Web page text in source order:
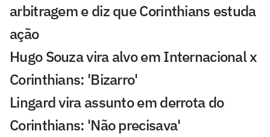
arbitragem e diz que Corinthians estuda
ação
Hugo Souza vira alvo em Internacional x
Corinthians: 'Bizarro'
Lingard vira assunto em derrota do
Corinthians: 'Não precisava'